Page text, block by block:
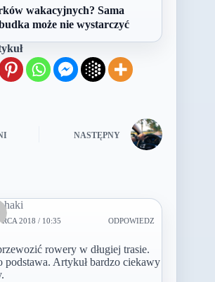
wakacyjnych? Sama
może nie wystarczyć
NASTĘPNY
2018 / 10:35 ODPOWIEDZ
rowery w długiej trasie.
podstawa. Artykuł bardzo ciekawy